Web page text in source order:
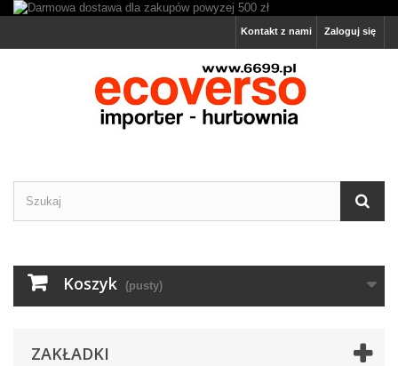
Zaloguj się
Kontakt z nami
Koszyk (pusty)
ZAKŁADKI